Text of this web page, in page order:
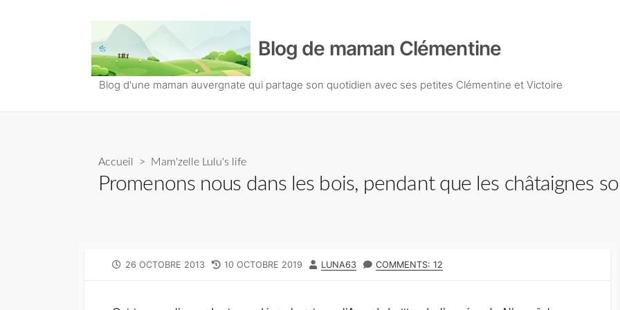
c
Blog de maman Clémentine
Blog d'une maman auvergnate qui partage son quotidien avec ses petites Clémentine et Victoire
Accueil > Mam'zelle Lulu's life
Promenons nous dans les bois, pendant que les châtaignes
P
26 OCTOBRE 2013
L
10 OCTOBRE 2019
A
LUNA63 COMMENTS: 12